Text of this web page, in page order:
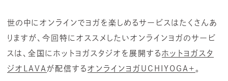
世の中にオンラインでヨガを楽しめるサービスはたくさんあ
りますが、今回特にオススメしたいオンラインヨガのサービ
スは、全国にホットヨガスタジオを展開する ホットヨガスタ
ジオLAVA が配信する オンラインヨガUCHIYOGA+ 。